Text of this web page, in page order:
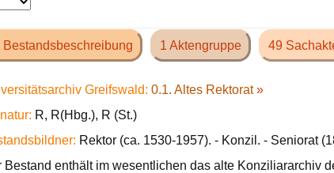
Bestandsbeschreibung 1 Aktengruppe 49
Greifswald: 0.1. Altes Rektorat»
R, R(Hbg.), R (St.)
Rektor (ca. 1530-1957). - Konzil. - Seniorat
Bestand enthält im wesentlichen das alte Konziliararchiv